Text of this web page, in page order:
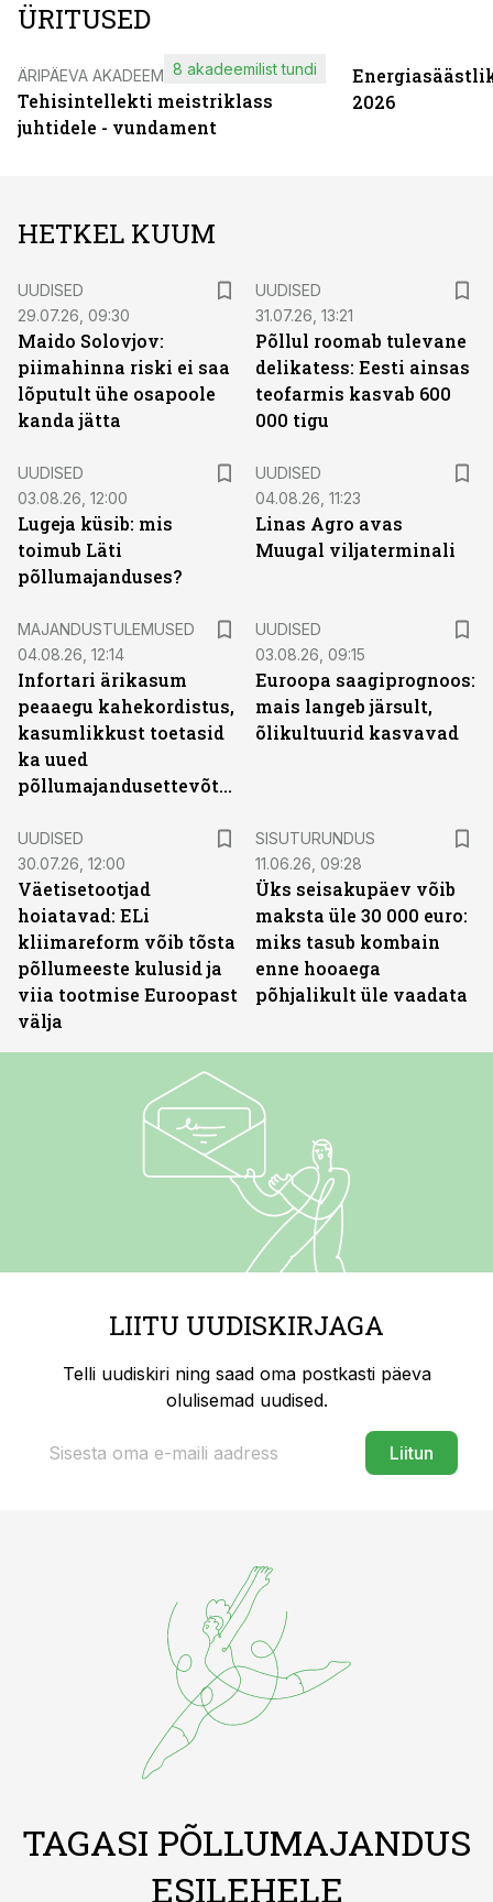
ÜRITUSED
ÄRIPÄEVA AKADEEMIA
Tehisintellekti meistriklass
juhtidele - vundament
8 akadeemilist tundi
2026
HETKEL KUUM
UUDISED
29.07.26, 09:30
Maido Solovjov:
piimahinna riski ei saa
lõputult ühe osapoole
kanda jätta
UUDISED
31.07.26, 13:21
Põllul roomab tulevane
delikatess: Eesti ainsas
teofarmis kasvab 600
000 tigu
UUDISED
03.08.26, 12:00
Lugeja küsib: mis
toimub Läti
põllumajanduses?
UUDISED
04.08.26, 11:23
Linas Agro avas
Muugal viljaterminali
MAJANDUSTULEMUSED
04.08.26, 12:14
Infortari ärikasum
peaaegu kahekordistus,
kasumlikkust toetasid
ka uued
põllumajandusettevõtted
UUDISED
03.08.26, 09:15
Euroopa saagiprognoos:
mais langeb järsult,
õlikultuurid kasvavad
UUDISED
30.07.26, 12:00
Väetisetootjad
hoiatavad: ELi
kliimareform võib tõsta
põllumeeste kulusid ja
viia tootmise Euroopast
välja
SISUTURUNDUS
11.06.26, 09:28
Üks seisakupäev võib
maksta üle 30 000 euro:
miks tasub kombain
enne hooaega
põhjalikult üle vaadata
LIITU UUDISKIRJAGA
Telli uudiskiri ning saad oma postkasti päeva
olulisemad uudised.
Liitun
TAGASI PÕLLUMAJANDUS
ESILEHELE